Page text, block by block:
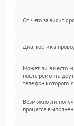
От чего зависит
Диагностика
Может ли вместо
после ремонта
телефон которого
Возможно ли
процессе